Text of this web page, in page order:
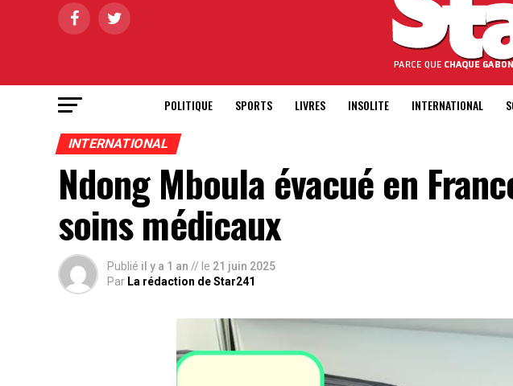
POLITIQUE SPORTS LIVRES INSOLITE INTERNATIONAL
INTERNATIONAL
Ndong Mboula évacué en
soins médicaux
Publié il y a 1 an // le 21 juin 2025
Par La rédaction de Star241